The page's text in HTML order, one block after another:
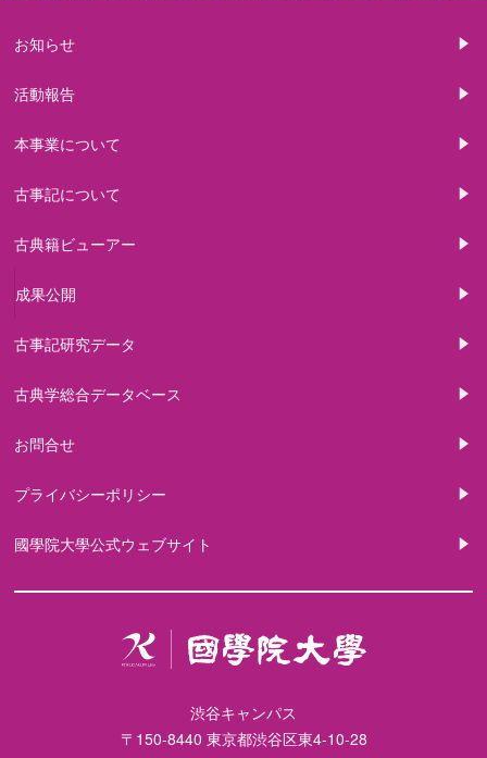
お知らせ
活動報告
本事業について
古事記について
古典籍ビューアー
成果公開
古事記研究データ
古典学総合データベース
お問合せ
プライバシーポリシー
國學院大學公式ウェブサイト
渋谷キャンパス
〒150-8440 東京都渋谷区東4-10-28